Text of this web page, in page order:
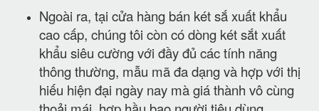
Ngoài ra, tại cửa hàng bán két sắ xuất khẩu
cao cấp, chúng tôi còn có dòng két sắt xuất
khẩu siêu cường với đầy đủ các tính năng
thông thường, mẫu mã đa dạng và hợp với thị
hiếu hiện đại ngày nay mà giá thành vô cùng